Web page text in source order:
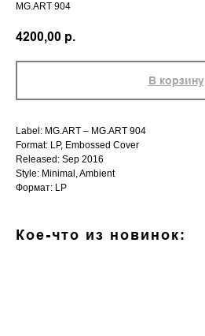
MG.ART 904
4200,00 р.
В корзину
Label: MG.ART – MG.ART 904
Format: LP, Embossed Cover
Released: Sep 2016
Style: Minimal, Ambient
Формат: LP
Кое-что из новинок: